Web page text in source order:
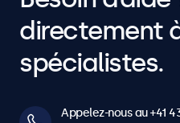
directement
spécialistes.
Appelez-nous au +41